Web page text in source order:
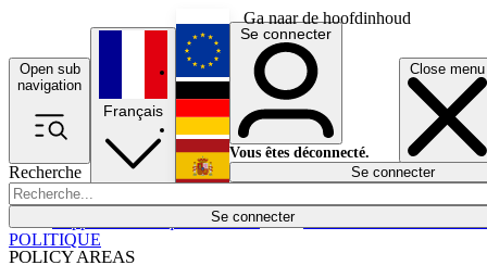
Ga naar de hoofdinhoud
Open sub
navigation
Close menu
Recherche
Se connecter
POLICY AREAS
Économie
Français
English
Deutsch
Español
Se connecter
Vous êtes déconnecté.
Se connecter
POLITIQUE